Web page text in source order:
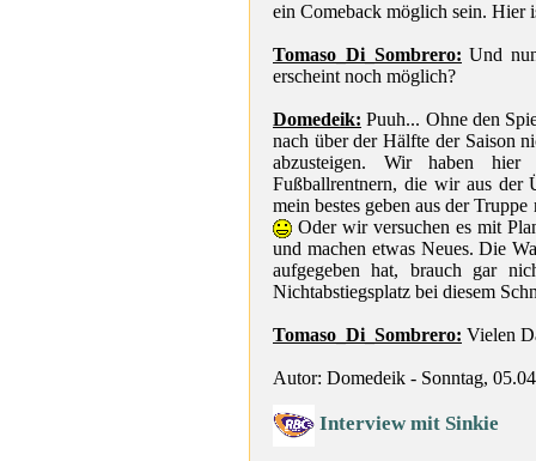
ein Comeback möglich sein. Hier
Tomaso_Di_Sombrero: Und
erscheint noch möglich?
Domedeik: Puuh... Ohne den
nach über der Hälfte der Saison
abzusteigen. Wir haben hier
Fußballrentnern, die wir aus der
mein bestes geben aus der
Oder wir versuchen es mit
und machen etwas Neues. Die
aufgegeben hat, brauch gar
Nichtabstiegsplatz bei diesem
Tomaso_Di_Sombrero: Vielen
Autor: Domedeik - Sonntag,
Interview mit Sinkie